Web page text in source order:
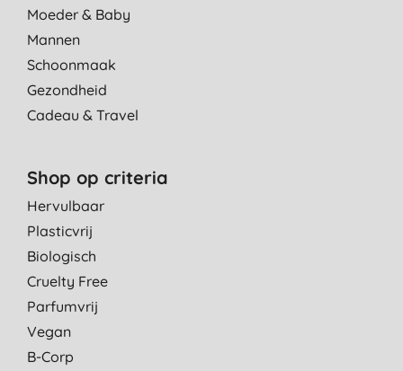
Moeder & Baby
Mannen
Schoonmaak
Gezondheid
Cadeau & Travel
Shop op criteria
Hervulbaar
Plasticvrij
Biologisch
Cruelty Free
Parfumvrij
Vegan
B-Corp